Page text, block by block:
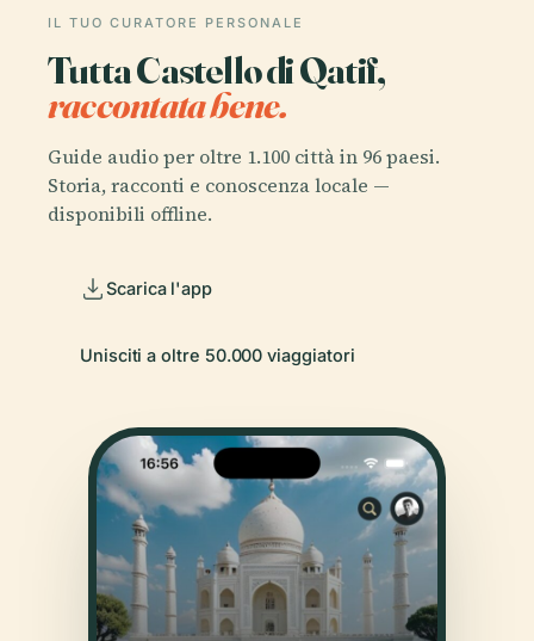
IL TUO CURATORE PERSONALE
Tutta Castello di Qatif,
raccontata bene.
Guide audio per oltre 1.100 città in 96 paesi.
Storia, racconti e conoscenza locale —
disponibili offline.
Scarica l'app
Unisciti a oltre 50.000 viaggiatori